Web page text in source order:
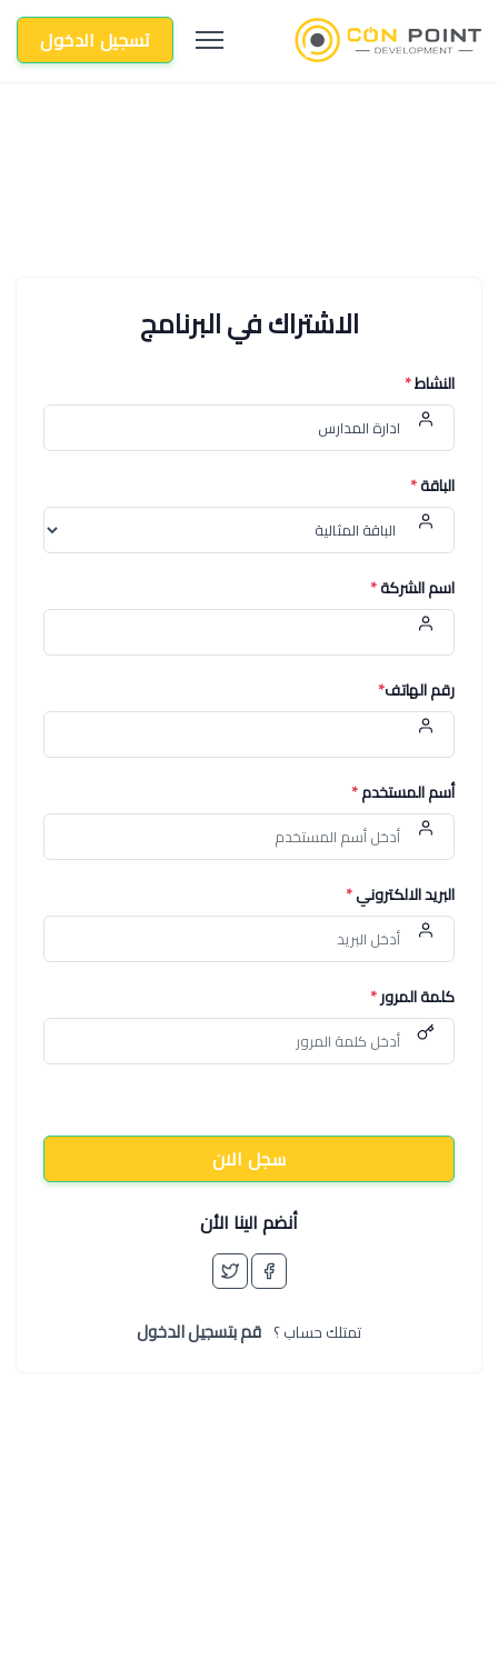
تسجيل الدخول
الاشتراك في البرنامج
النشاط*
الباقة*
اسم الشركة*
رقم الهاتف*
أسم المستخدم*
البريد الالكتروني*
كلمة المرور*
سجل الان
أنضم الينا الأن
تمتلك حساب ؟ قم بتسجيل الدخول